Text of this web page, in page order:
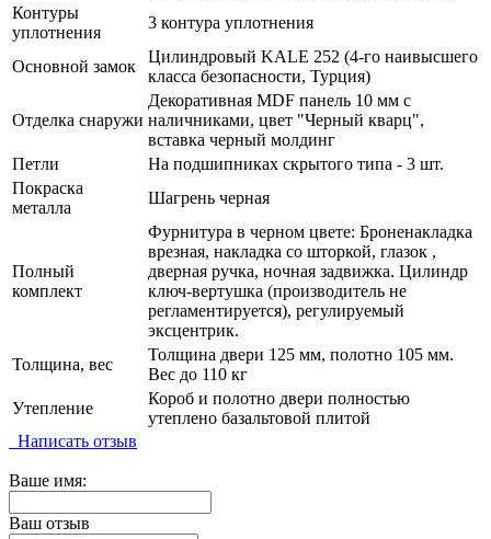
Контуры
уплотнения
3 контура уплотнения
Основной замок
Цилиндровый KALE 252 (4-го наивысшего
класса безопасности, Турция)
Отделка снаружи
Декоративная MDF панель 10 мм с
наличниками, цвет "Черный кварц",
вставка черный молдинг
Петли
На подшипниках скрытого типа - 3 шт.
Покраска
металла
Шагрень черная
Полный
комплект
Фурнитура в черном цвете: Броненакладка
врезная, накладка со шторкой, глазок ,
дверная ручка, ночная задвижка. Цилиндр
ключ-вертушка (производитель не
регламентируется), регулируемый
эксцентрик.
Толщина, вес
Толщина двери 125 мм, полотно 105 мм.
Вес до 110 кг
Утепление
Короб и полотно двери полностью
утеплено базальтовой плитой
Написать отзыв
Ваше имя:
Ваш отзыв